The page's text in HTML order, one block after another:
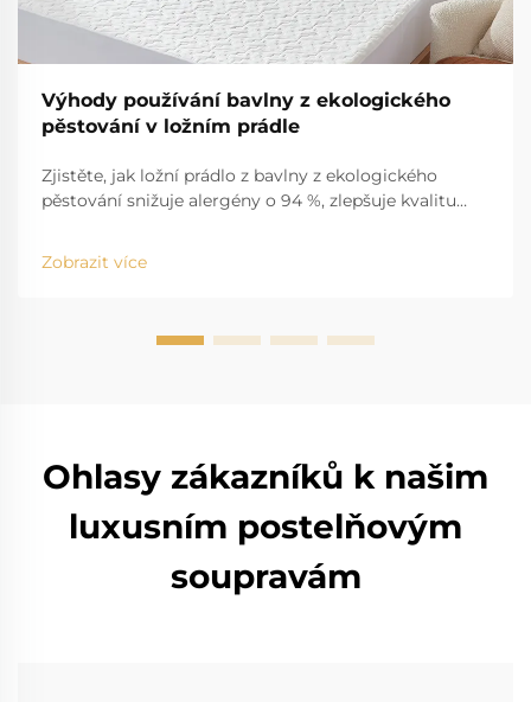
Výhody používání bavlny z ekologického
pěstování v ložním prádle
Zjistěte, jak ložní prádlo z bavlny z ekologického
pěstování snižuje alergény o 94 %, zlepšuje kvalitu
pro citlivou kůži a lepší pro planetu. Seznamte se s
fakty.
Zobrazit více
Ohlasy zákazníků k našim
luxusním postelňovým
soupravám